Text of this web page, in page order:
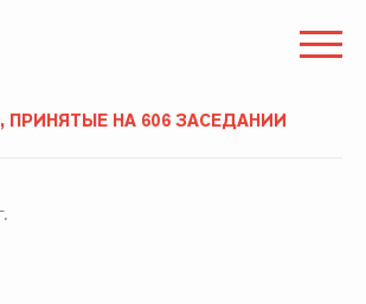
НА 606 ЗАСЕДАНИИ